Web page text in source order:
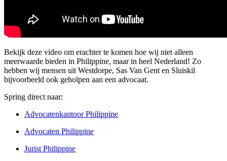
Bekijk deze video om erachter te komen hoe wij niet alleen
meerwaarde bieden in Philippine, maar in heel Nederland! Zo
hebben wij mensen uit Westdorpe, Sas Van Gent en Sluiskil
bijvoorbeeld ook geholpen aan een advocaat.
Spring direct naar:
Advocatenkantoor Philippine
Advocaten Philippine
Jurist Philippine